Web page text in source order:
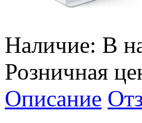
Наличие: В
Розничная
Описание